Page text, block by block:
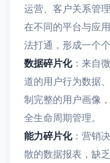
运营、客户关系管
在不同的平台与应
法打通，形成一个个
数据碎片化：来自
道的用户行为数据
制完整的用户画像
全生命周期管理。
能力碎片化：营销
散的数据报表，缺